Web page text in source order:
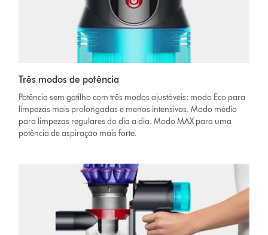
Três modos de potência
Potência sem gatilho com três modos ajustáveis: modo Eco para
limpezas mais prolongadas e menos intensivas. Modo médio
para limpezas regulares do dia a dia. Modo MAX para uma
potência de aspiração mais forte.